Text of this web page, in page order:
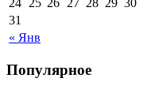
« Янв
31
Популярное